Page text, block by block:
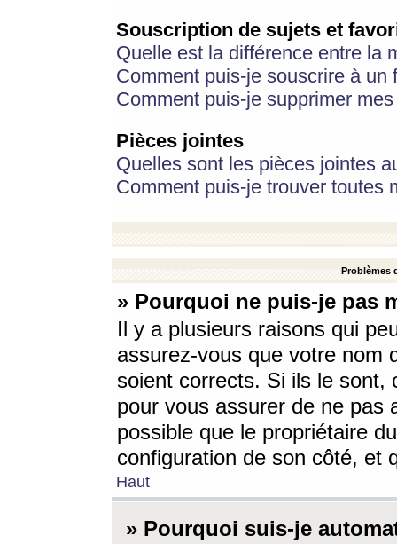
Souscription de sujets et
Quelle est la différence entre la
Comment puis-je souscrire à
Comment puis-je supprimer
Pièces jointes
Quelles sont les pièces jointes
Comment puis-je trouver toutes
Problèmes
» Pourquoi ne puis-je pas
Il y a plusieurs raisons qui
assurez-vous que votre nom
soient corrects. Si ils le sont,
pour vous assurer de ne pas
possible que le propriétaire
configuration de son côté, et
Haut
» Pourquoi suis-je